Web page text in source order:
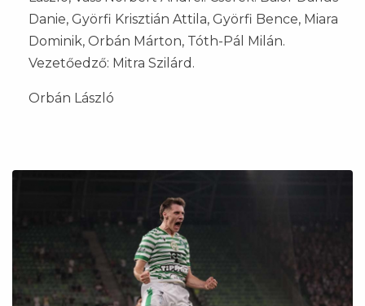
Danie, Györfi Krisztián Attila, Györfi Bence, Miara
Dominik, Orbán Márton, Tóth-Pál Milán.
Vezetőedző: Mitra Szilárd.
Orbán László